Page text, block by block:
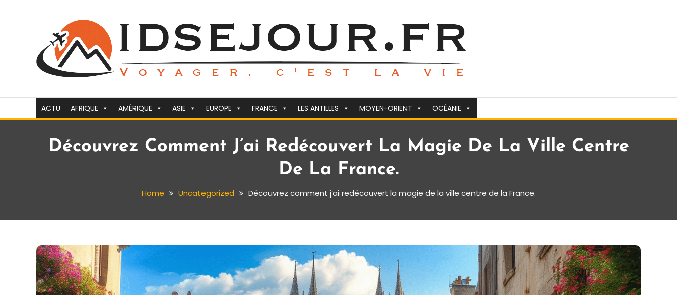
ACTU AFRIQUE AMÉRIQUE ASIE EUROPE FRANCE LES ANTILLES MOYEN-ORIENT OCÉANIE
Découvrez Comment J’ai Redécouvert La Magie De La Ville Centre
De La France.
Home Uncategorized Découvrez comment j’ai redécouvert la magie de la ville centre de la France.